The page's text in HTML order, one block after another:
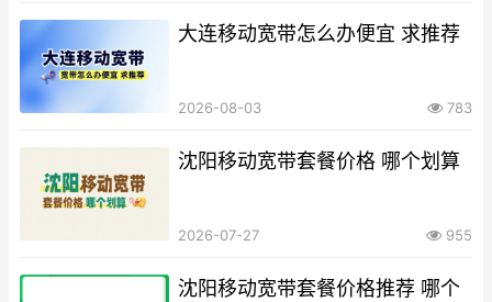
大连移动宽带怎么办便宜 求推荐
2026-08-03 783
沈阳移动宽带套餐价格 哪个划算
2026-07-27 955
沈阳移动宽带套餐价格推荐 哪个